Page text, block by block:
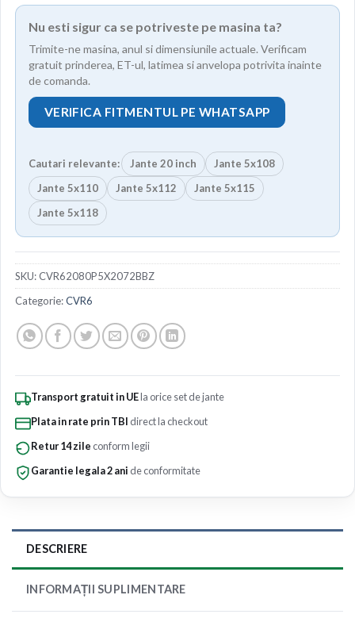
Nu esti sigur ca se potriveste pe masina ta?
Trimite-ne masina, anul si dimensiunile actuale. Verificam
gratuit prinderea, ET-ul, latimea si anvelopa potrivita inainte
de comanda.
VERIFICA FITMENTUL PE WHATSAPP
Cautari relevante: Jante 20 inch
Jante 5x108
Jante 5x110
Jante 5x112
Jante 5x115
Jante 5x118
SKU:CVR62080P5X2072BBZ
Categorie:CVR6
Transport gratuit in UEla orice set de jante
Plata in rate prin TBI direct la checkout
Retur 14 zile conform legii
Garantie legala 2 ani de conformitate
DESCRIERE
INFORMAȚII SUPLIMENTARE